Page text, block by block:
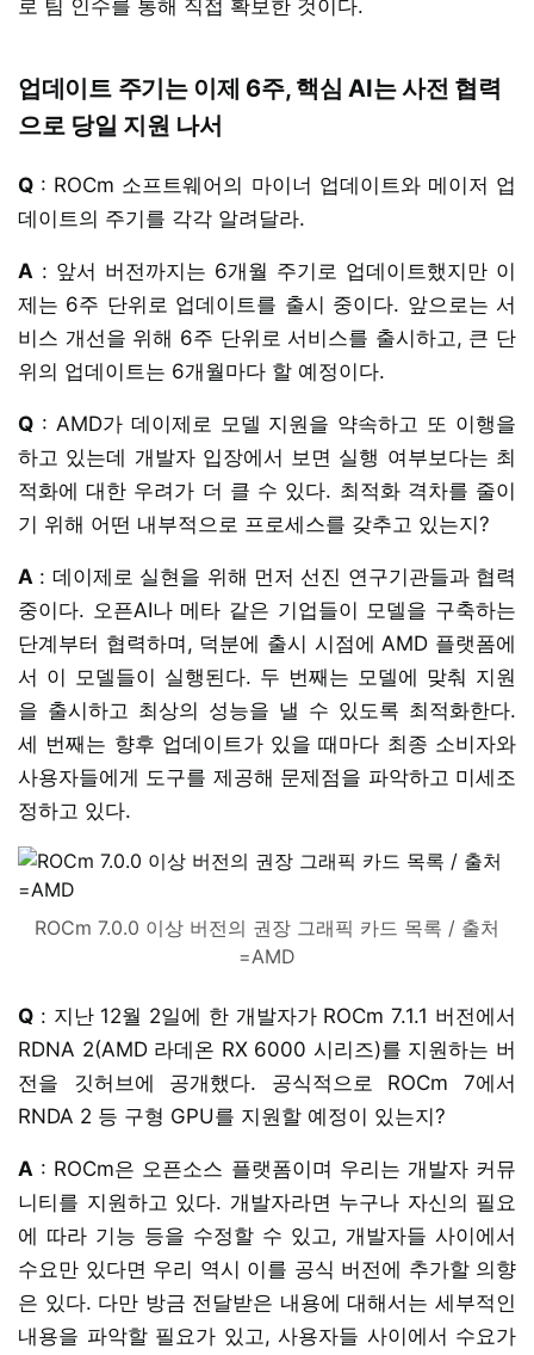
로 팀 인수를 통해 직접 확보한 것이다.
업데이트 주기는 이제 6주, 핵심 AI는 사전 협력
으로 당일 지원 나서
Q : ROCm 소프트웨어의 마이너 업데이트와 메이저 업
데이트의 주기를 각각 알려달라.
A : 앞서 버전까지는 6개월 주기로 업데이트했지만 이
제는 6주 단위로 업데이트를 출시 중이다. 앞으로는 서
비스 개선을 위해 6주 단위로 서비스를 출시하고, 큰 단
위의 업데이트는 6개월마다 할 예정이다.
Q : AMD가 데이제로 모델 지원을 약속하고 또 이행을
하고 있는데 개발자 입장에서 보면 실행 여부보다는 최
적화에 대한 우려가 더 클 수 있다. 최적화 격차를 줄이
기 위해 어떤 내부적으로 프로세스를 갖추고 있는지?
A : 데이제로 실현을 위해 먼저 선진 연구기관들과 협력
중이다. 오픈AI나 메타 같은 기업들이 모델을 구축하는
단계부터 협력하며, 덕분에 출시 시점에 AMD 플랫폼에
서 이 모델들이 실행된다. 두 번째는 모델에 맞춰 지원
을 출시하고 최상의 성능을 낼 수 있도록 최적화한다.
세 번째는 향후 업데이트가 있을 때마다 최종 소비자와
사용자들에게 도구를 제공해 문제점을 파악하고 미세조
정하고 있다.
ROCm 7.0.0 이상 버전의 권장 그래픽 카드 목록 / 출처
=AMD
Q : 지난 12월 2일에 한 개발자가 ROCm 7.1.1 버전에서
RDNA 2(AMD 라데온 RX 6000 시리즈)를 지원하는 버
전을 깃허브에 공개했다. 공식적으로 ROCm 7에서
RNDA 2 등 구형 GPU를 지원할 예정이 있는지?
A : ROCm은 오픈소스 플랫폼이며 우리는 개발자 커뮤
니티를 지원하고 있다. 개발자라면 누구나 자신의 필요
에 따라 기능 등을 수정할 수 있고, 개발자들 사이에서
수요만 있다면 우리 역시 이를 공식 버전에 추가할 의향
은 있다. 다만 방금 전달받은 내용에 대해서는 세부적인
내용을 파악할 필요가 있고, 사용자들 사이에서 수요가